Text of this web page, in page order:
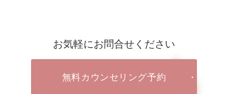
お気軽にお問合せください
無料カウンセリング予約